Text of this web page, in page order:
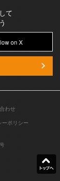
て
on X
わせ
ーポリシー